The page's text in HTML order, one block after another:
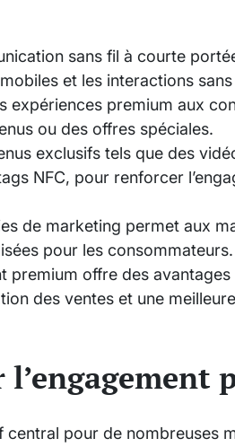
sans fil à courte
et les interactions
expériences premium aux
ou des offres spéciales.
exclusifs tels que des
NFC, pour renforcer
de marketing permet aux
pour les consommateurs.
premium offre des avantages
des ventes et une
central pour de nombreuses